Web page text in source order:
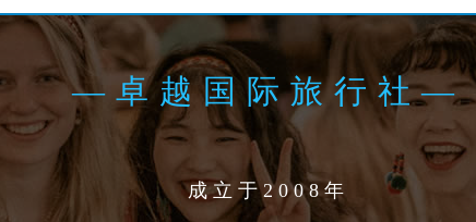
—卓越国际旅行社—
成立于2008年